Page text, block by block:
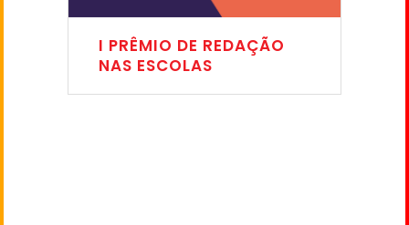
I PRÊMIO DE REDAÇÃO
NAS ESCOLAS